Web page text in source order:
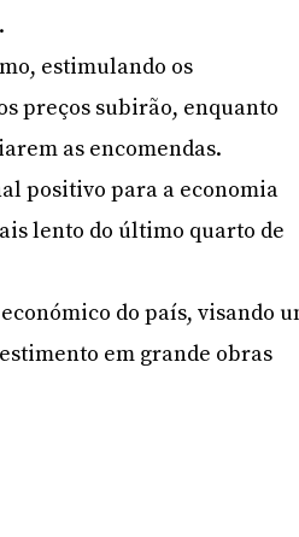
estimulando os
preços subirão, enquanto
as encomendas.
positivo para a economia
lento do último quarto de
do país, visando
em grande obras